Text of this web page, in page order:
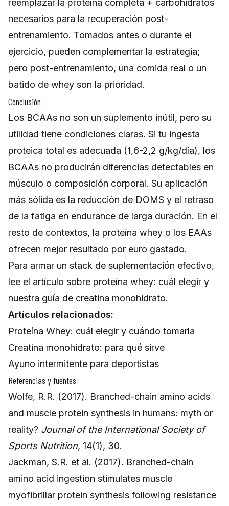
reemplazar la proteína completa + carbohidratos
necesarios para la recuperación post-
entrenamiento. Tomados antes o durante el
ejercicio, pueden complementar la estrategia;
pero post-entrenamiento, una comida real o un
batido de whey son la prioridad.
Conclusión
Los BCAAs no son un suplemento inútil, pero su
utilidad tiene condiciones claras. Si tu ingesta
proteica total es adecuada (1,6-2,2 g/kg/día), los
BCAAs no producirán diferencias detectables en
músculo o composición corporal. Su aplicación
más sólida es la reducción de DOMS y el retraso
de la fatiga en endurance de larga duración. En el
resto de contextos, la proteína whey o los EAAs
ofrecen mejor resultado por euro gastado.
Para armar un stack de suplementación efectivo,
lee el artículo sobre proteína whey: cuál elegir y
nuestra guía de creatina monohidrato.
Artículos relacionados:
Proteína Whey: cuál elegir y cuándo tomarla
Creatina monohidrato: para qué sirve
Ayuno intermitente para deportistas
Referencias y fuentes
Wolfe, R.R. (2017). Branched-chain amino acids
and muscle protein synthesis in humans: myth or
reality? Journal of the International Society of
Sports Nutrition, 14(1), 30.
Jackman, S.R. et al. (2017). Branched-chain
amino acid ingestion stimulates muscle
myofibrillar protein synthesis following resistance